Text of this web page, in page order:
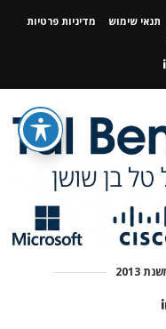
תנאי שימוש
מדיניות פרטיות